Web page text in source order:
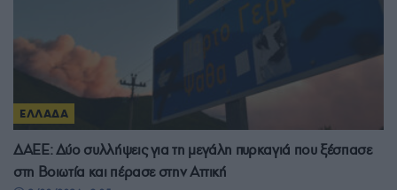
ΕΛΛΑΔΑ
ΔΑΕΕ: Δύο συλλήψεις για τη μεγάλη πυρκαγιά που ξέσπασε
στη Βοιωτία και πέρασε στην Αττική